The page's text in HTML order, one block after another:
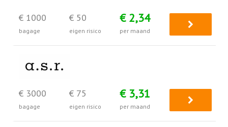
€ 1000
bagage
€ 50
eigen risico
€ 2,34
per maand
€ 3000
bagage
€ 75
eigen risico
€ 3,31
per maand